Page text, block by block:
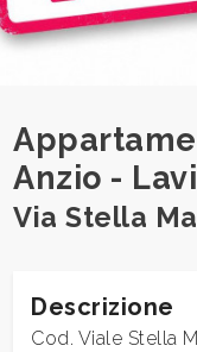
Anzio -
Via Stella
Descrizione
Cod. Viale Stella
-
multiscelta